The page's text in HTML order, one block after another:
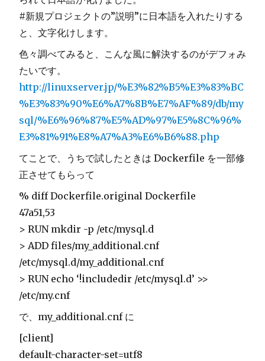
#新規プロジェクトの”説明”に日本語を入れたりする
と、文字化けします。
色々調べてみると、こんな風に解決するのがデフォみ
たいです。
http://linuxserver.jp/%E3%82%B5%E3%83%BC
%E3%83%90%E6%A7%8B%E7%AF%89/db/my
sql/%E6%96%87%E5%AD%97%E5%8C%96%
E3%81%91%E8%A7%A3%E6%B6%88.php
てことで、うちで試したときは Dockerfile を一部修
正させてもらって
% diff Dockerfile.original Dockerfile
47a51,53
> RUN mkdir -p /etc/mysql.d
> ADD files/my_additional.cnf
/etc/mysql.d/my_additional.cnf
> RUN echo ‘!includedir /etc/mysql.d’ >>
/etc/my.cnf
で、my_additional.cnf に
[client]
default-character-set=utf8